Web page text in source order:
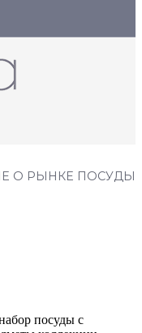
О РЫНКЕ ПОСУДЫ
посуды с